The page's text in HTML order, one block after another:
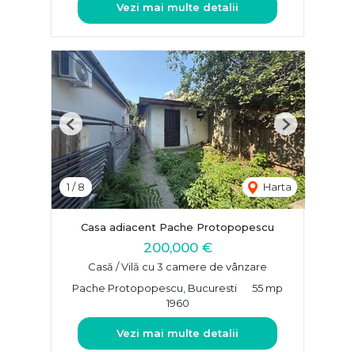
Vezi mai multe detalii
1 /8 Harta
Previous Next
Casa adiacent Pache Protopopescu
200,000 €
Casă / Vilă cu 3 camere de vânzare
Pache Protopopescu, Bucuresti
55 mp
1960
Vezi mai multe detalii